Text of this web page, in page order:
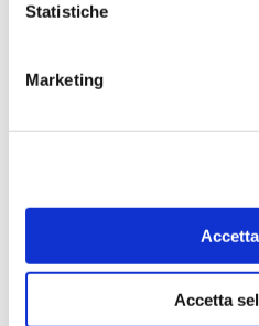
Statistiche
Marketing
Accetta